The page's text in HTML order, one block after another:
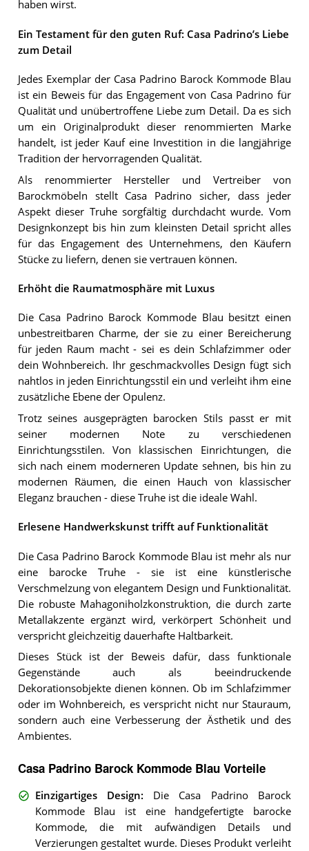
haben wirst.
Ein Testament für den guten Ruf: Casa Padrino’s Liebe
zum Detail
Jedes Exemplar der Casa Padrino Barock Kommode Blau
ist ein Beweis für das Engagement von Casa Padrino für
Qualität und unübertroffene Liebe zum Detail. Da es sich
um ein Originalprodukt dieser renommierten Marke
handelt, ist jeder Kauf eine Investition in die langjährige
Tradition der hervorragenden Qualität.
Als renommierter Hersteller und Vertreiber von
Barockmöbeln stellt Casa Padrino sicher, dass jeder
Aspekt dieser Truhe sorgfältig durchdacht wurde. Vom
Designkonzept bis hin zum kleinsten Detail spricht alles
für das Engagement des Unternehmens, den Käufern
Stücke zu liefern, denen sie vertrauen können.
Erhöht die Raumatmosphäre mit Luxus
Die Casa Padrino Barock Kommode Blau besitzt einen
unbestreitbaren Charme, der sie zu einer Bereicherung
für jeden Raum macht - sei es dein Schlafzimmer oder
dein Wohnbereich. Ihr geschmackvolles Design fügt sich
nahtlos in jeden Einrichtungsstil ein und verleiht ihm eine
zusätzliche Ebene der Opulenz.
Trotz seines ausgeprägten barocken Stils passt er mit
seiner modernen Note zu verschiedenen
Einrichtungsstilen. Von klassischen Einrichtungen, die
sich nach einem moderneren Update sehnen, bis hin zu
modernen Räumen, die einen Hauch von klassischer
Eleganz brauchen - diese Truhe ist die ideale Wahl.
Erlesene Handwerkskunst trifft auf Funktionalität
Die Casa Padrino Barock Kommode Blau ist mehr als nur
eine barocke Truhe - sie ist eine künstlerische
Verschmelzung von elegantem Design und Funktionalität.
Die robuste Mahagoniholzkonstruktion, die durch zarte
Metallakzente ergänzt wird, verkörpert Schönheit und
verspricht gleichzeitig dauerhafte Haltbarkeit.
Dieses Stück ist der Beweis dafür, dass funktionale
Gegenstände auch als beeindruckende
Dekorationsobjekte dienen können. Ob im Schlafzimmer
oder im Wohnbereich, es verspricht nicht nur Stauraum,
sondern auch eine Verbesserung der Ästhetik und des
Ambientes.
Casa Padrino Barock Kommode Blau Vorteile
Einzigartiges Design: Die Casa Padrino Barock
Kommode Blau ist eine handgefertigte barocke
Kommode, die mit aufwändigen Details und
Verzierungen gestaltet wurde. Dieses Produkt verleiht